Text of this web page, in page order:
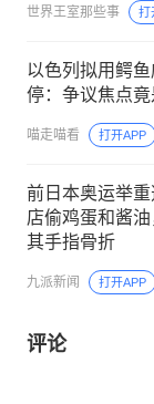
世界王室那些事 打
以色列拟用鳄
停：争议焦点竟
喵走喵看 打开APP
前日本奥运举重
店偷鸡蛋和酱
其手指骨折
九派新闻 打开APP
评论